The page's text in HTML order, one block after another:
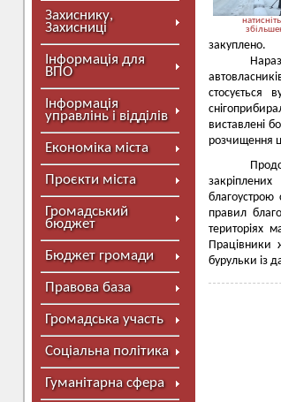
Захиснику,
Захисниці
Інформація для
ВПО
Інформація
управлінь і відділів
Економіка міста
Проєкти міста
Громадський
бюджет
Бюджет громади
Правова база
Громадська участь
Соціальна політика
Гуманітарна сфера
закуплено.
стосується
виставлені
розчищення
благоустрою
правил
територіях
Працівники
бурульки із